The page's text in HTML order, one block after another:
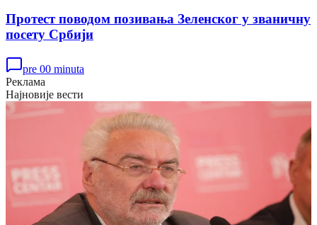
Протест поводом позивања Зеленског у званичну
посету Србији
pre 00 minuta
Реклама
Најновије вести